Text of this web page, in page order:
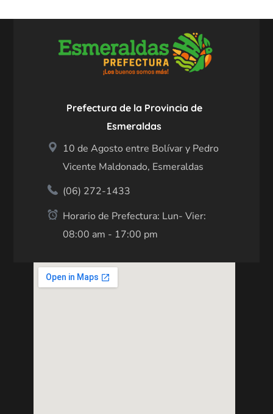
Prefectura de la Provincia de
Esmeraldas
10 de Agosto entre Bolívar y Pedro
Vicente Maldonado, Esmeraldas
(06) 272-1433
Horario de Prefectura: Lun- Vier:
08:00 am - 17:00 pm